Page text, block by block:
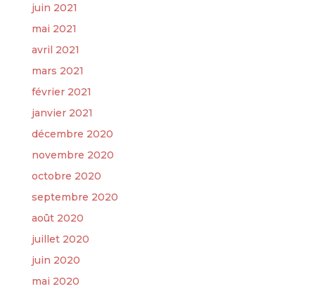
juin 2021
mai 2021
avril 2021
mars 2021
février 2021
janvier 2021
décembre 2020
novembre 2020
octobre 2020
septembre 2020
août 2020
juillet 2020
juin 2020
mai 2020